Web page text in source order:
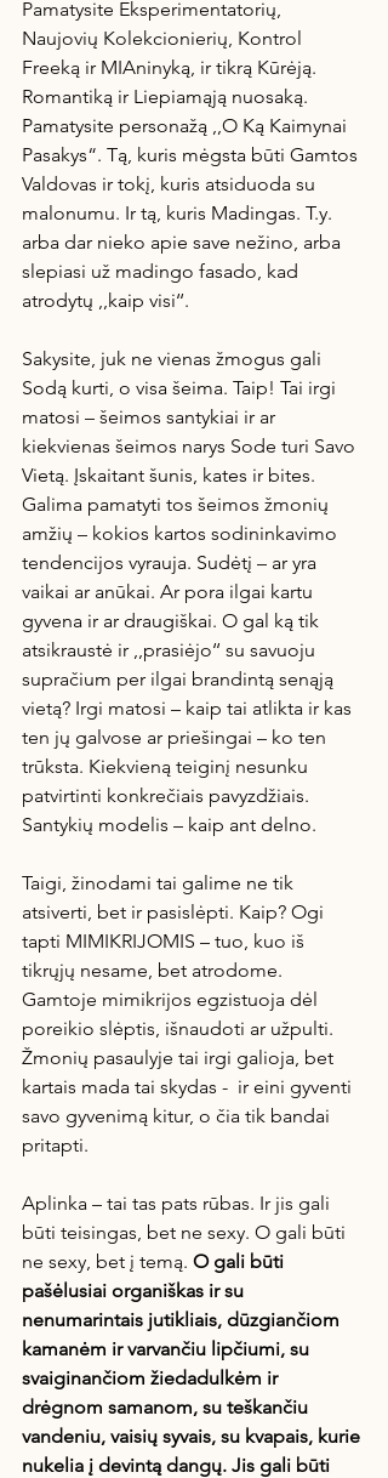
Pamatysite Eksperimentatorių,
Naujovių Kolekcionierių, Kontrol
Freeką ir MIAninyką, ir tikrą Kūrėją.
Romantiką ir Liepiamąją nuosaką.
Pamatysite personažą ,,O Ką Kaimynai
Pasakys“. Tą, kuris mėgsta būti Gamtos
Valdovas ir tokį, kuris atsiduoda su
malonumu. Ir tą, kuris Madingas. T.y.
arba dar nieko apie save nežino, arba
slepiasi už madingo fasado, kad
atrodytų ,,kaip visi‘‘.
Sakysite, juk ne vienas žmogus gali
Sodą kurti, o visa šeima. Taip! Tai irgi
matosi – šeimos santykiai ir ar
kiekvienas šeimos narys Sode turi Savo
Vietą. Įskaitant šunis, kates ir bites.
Galima pamatyti tos šeimos žmonių
amžių – kokios kartos sodininkavimo
tendencijos vyrauja. Sudėtį – ar yra
vaikai ar anūkai. Ar pora ilgai kartu
gyvena ir ar draugiškai. O gal ką tik
atsikraustė ir ,,prasiėjo‘‘ su savuoju
supračium per ilgai brandintą senąją
vietą? Irgi matosi – kaip tai atlikta ir kas
ten jų galvose ar priešingai – ko ten
trūksta. Kiekvieną teiginį nesunku
patvirtinti konkrečiais pavyzdžiais.
Santykių modelis – kaip ant delno.
Taigi, žinodami tai galime ne tik
atsiverti, bet ir pasislėpti. Kaip? Ogi
tapti MIMIKRIJOMIS – tuo, kuo iš
tikrųjų nesame, bet atrodome.
Gamtoje mimikrijos egzistuoja dėl
poreikio slėptis, išnaudoti ar užpulti.
Žmonių pasaulyje tai irgi galioja, bet
kartais mada tai skydas -  ir eini gyventi
savo gyvenimą kitur, o čia tik bandai
pritapti.
Aplinka – tai tas pats rūbas. Ir jis gali
būti teisingas, bet ne sexy. O gali būti
ne sexy, bet į temą. O gali būti
pašėlusiai organiškas ir su
nenumarintais jutikliais, dūzgiančiom
kamanėm ir varvančiu lipčiumi, su
svaiginančiom žiedadulkėm ir
drėgnom samanom, su teškančiu
vandeniu, vaisių syvais, su kvapais, kurie
nukelia į devintą dangų. Jis gali būti